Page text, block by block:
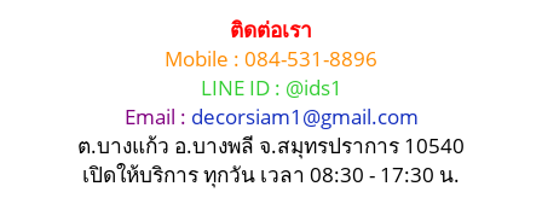
ติดต่อเรา
Mobile : 084-531-8896
LINE ID : @ids1
Email : decorsiam1@gmail.com
ต.บางแก้ว อ.บางพลี จ.สมุทรปราการ 10540
เปิดให้บริการ ทุกวัน เวลา 08:30 - 17:30 น.